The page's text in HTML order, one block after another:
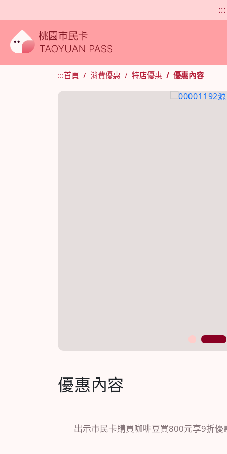
:::
:::首頁 消費優惠 特店優惠 優惠內容
1 2
優惠內容
出示市民卡購買咖啡豆買800元享9折優